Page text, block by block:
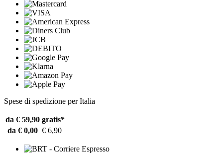
Spese di spedizione per Italia
da € 59,90 gratis*
da € 0,00 € 6,90